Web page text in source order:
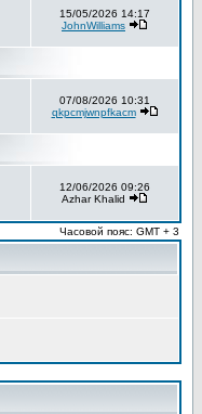
15/05/2026 14:17
JohnWilliams
07/08/2026 10:31
qkpcmjwnpfkacm
12/06/2026 09:26
Azhar Khalid
Часовой пояс: GMT + 3